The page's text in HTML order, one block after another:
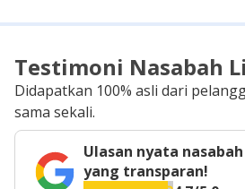
Testimoni Nasabah
Didapatkan 100% asli dari
sama sekali.
Ulasan nyata
yang transparan!